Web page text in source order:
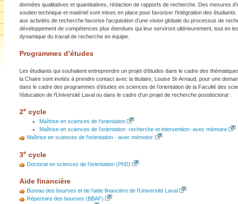
données qualitatives et quantitatives, rédaction de rapports de recherche. Des mesures
soutien technique et matériel sont mises en place pour favoriser l’intégration des
aux activités de recherche favorise l’acquisition d’une vision globale du processus de
développement de compétences plus étendues qui leur serviront ultérieurement, tout en
dynamique du travail de recherche en équipe.
Programmes d’études
Les étudiants qui souhaitent entreprendre un projet d’études dans le cadre des
la Chaire sont invités à prendre contact avec la titulaire, Louise St-Arnaud, pour une
dans le cadre des programmes d’études en sciences de l’orientation de la Faculté des
l’éducation de l’Université Laval ou dans le cadre d’un projet de recherche postdoctoral :
2ecycle
Maîtrise en sciences de l'orientation
Maîtrise en sciences de l’orientation -recherche et intervention- avec mémoire
Maîtrise en sciences de l'orientation - avec mémoire
3ecycle
Doctorat en sciences de l’orientation (PhD)
Aide financière
Bureau des bourses et de l’aide financière de l’Université Laval
Répertoire des bourses (BBAF)